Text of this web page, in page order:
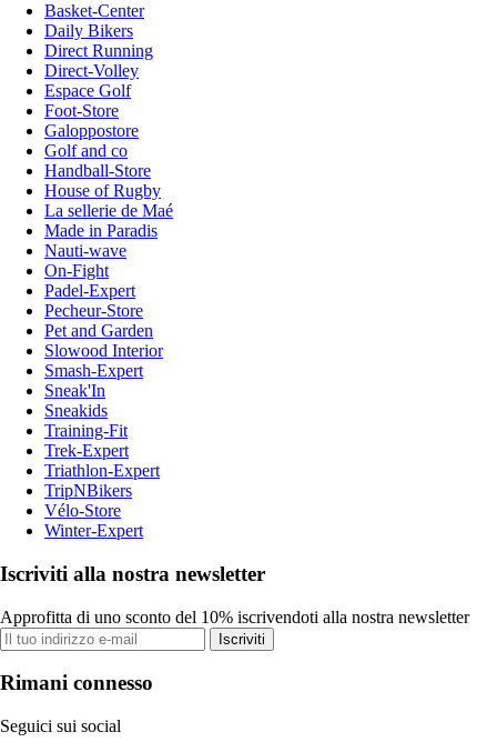
Basket-Center
Daily Bikers
Direct Running
Direct-Volley
Espace Golf
Foot-Store
Galoppostore
Golf and co
Handball-Store
House of Rugby
La sellerie de Maé
Made in Paradis
Nauti-wave
On-Fight
Padel-Expert
Pecheur-Store
Pet and Garden
Slowood Interior
Smash-Expert
Sneak'In
Sneakids
Training-Fit
Trek-Expert
Triathlon-Expert
TripNBikers
Vélo-Store
Winter-Expert
Iscriviti alla nostra newsletter
Approfitta di uno sconto del 10% iscrivendoti alla nostra newsletter
Iscriviti
Rimani connesso
Seguici sui social